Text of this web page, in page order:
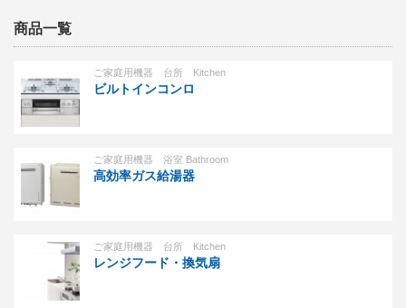
商品一覧
ご家庭用機器 台所 Kitchen
ビルトインコンロ
ご家庭用機器 浴室 Bathroom
高効率ガス給湯器
ご家庭用機器 台所 Kitchen
レンジフード・換気扇